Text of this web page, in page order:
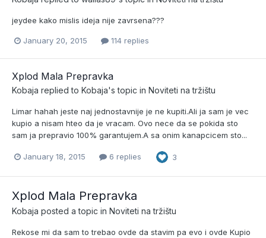
jeydee kako mislis ideja nije zavrsena???
January 20, 2015 114 replies
Xplod Mala Prepravka
Kobaja replied to Kobaja's topic in Noviteti na tržištu
Limar hahah jeste naj jednostavnije je ne kupiti.Ali ja sam je vec
kupio a nisam hteo da je vracam. Ovo nece da se pokida sto
sam ja prepravio 100% garantujem.A sa onim kanapcicem sto...
January 18, 2015 6 replies 3
Xplod Mala Prepravka
Kobaja posted a topic in Noviteti na tržištu
Rekose mi da sam to trebao ovde da stavim pa evo i ovde Kupio